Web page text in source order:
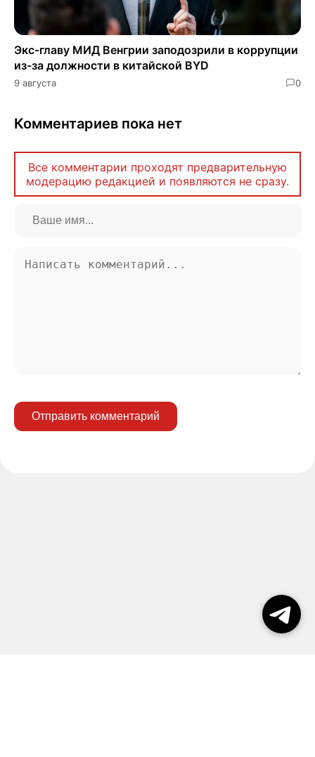
Экс-главу МИД Венгрии заподозрили в коррупции
из-за должности в китайской BYD
9 августа 0
Комментариев пока нет
Все комментарии проходят предварительную
модерацию редакцией и появляются не сразу.
Отправить комментарий